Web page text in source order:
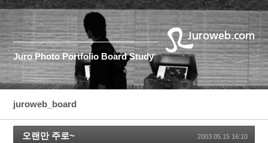
Juro Photo Portfolio Board Study
juroweb_board
오랜만 주로~ 2003.05.15 16:10